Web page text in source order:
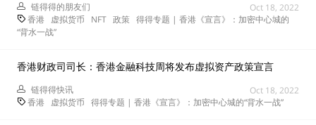
链得得的朋友们
Oct 18, 2022
香港 虚拟货币 NFT 政策 得得专题 | 香港《宣言》：加密中心城的
“背水一战”
香港财政司司长：香港金融科技周将发布虚拟资产政策宣言
链得得快讯
Oct 18, 2022
香港 虚拟货币 得得专题 | 香港《宣言》：加密中心城的“背水一战”